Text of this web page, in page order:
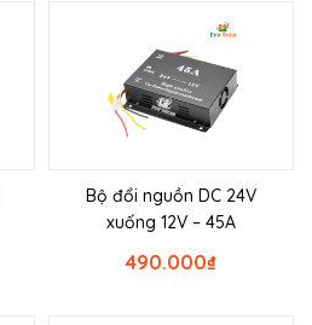
Bộ đổi nguồn DC 24V
xuống 12V – 45A
₫
490.000